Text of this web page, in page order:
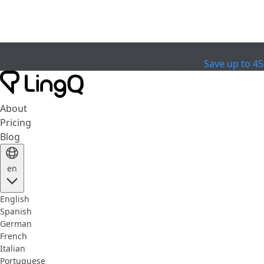
Save up to
About
Pricing
Blog
en
English
Spanish
German
French
Italian
Portuguese